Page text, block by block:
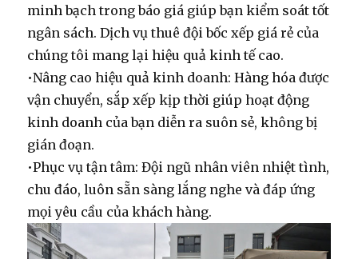
minh bạch trong báo giá giúp bạn kiểm soát tốt
ngân sách. Dịch vụthuê đội bốc xếp giá rẻ của
chúng tôi mang lại hiệu quả kinh tế cao.
•Nâng cao hiệu quả kinh doanh: Hàng hóa được
vận chuyển, sắp xếp kịp thời giúp hoạt động
kinh doanh của bạn diễn ra suôn sẻ, không bị
gián đoạn.
•Phục vụ tận tâm: Đội ngũ nhân viên nhiệt tình,
chu đáo, luôn sẵn sàng lắng nghe và đáp ứng
mọi yêu cầu của khách hàng.